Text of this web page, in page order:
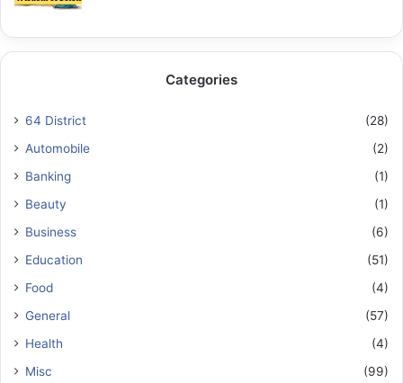
Categories
64 District
(28)
Automobile
(2)
Banking
(1)
Beauty
(1)
Business
(6)
Education
(51)
Food
(4)
General
(57)
Health
(4)
Misc
(99)